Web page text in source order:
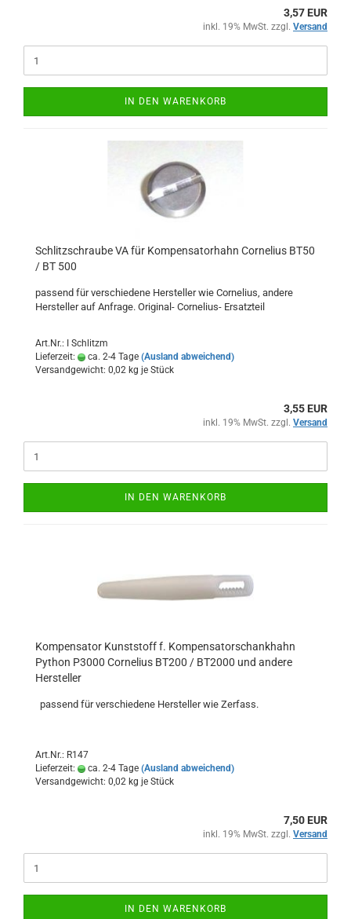
3,57 EUR
inkl. 19% MwSt. zzgl. Versand
IN DEN WARENKORB
Schlitzschraube VA für Kompensatorhahn Cornelius BT50
/ BT 500
passend für verschiedene Hersteller wie Cornelius, andere
Hersteller auf Anfrage. Original- Cornelius- Ersatzteil
Art.Nr.: I Schlitzm
Lieferzeit:
ca. 2-4 Tage (Ausland abweichend)
Versandgewicht: 0,02 kg je Stück
3,55 EUR
inkl. 19% MwSt. zzgl. Versand
IN DEN WARENKORB
Kompensator Kunststoff f. Kompensatorschankhahn
Python P3000 Cornelius BT200 / BT2000 und andere
Hersteller
passend für verschiedene Hersteller wie Zerfass.
Art.Nr.: R147
Lieferzeit:
ca. 2-4 Tage (Ausland abweichend)
Versandgewicht: 0,02 kg je Stück
7,50 EUR
inkl. 19% MwSt. zzgl. Versand
IN DEN WARENKORB